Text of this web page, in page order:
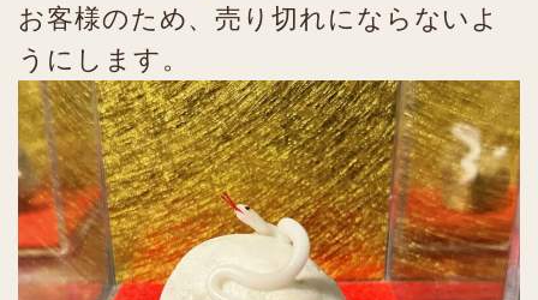
お客様のため、売り切れにならないよ
うにします。